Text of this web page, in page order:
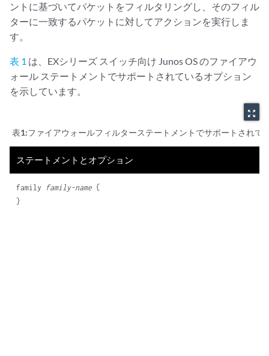
ントに基づいてパケットをフィルタリングし、そのフィル
ターに一致するパケットに対してアクションを実行しま
す。
表 1 は、EXシリーズ スイッチ向け Junos OS のファイアウ
ォール ステートメントでサポートされているオプション
を示しています。
zoom_out_map
表1:ファイアウォールフィルターステートメントでサポートされて
ステートメントとオプション
family family-name {